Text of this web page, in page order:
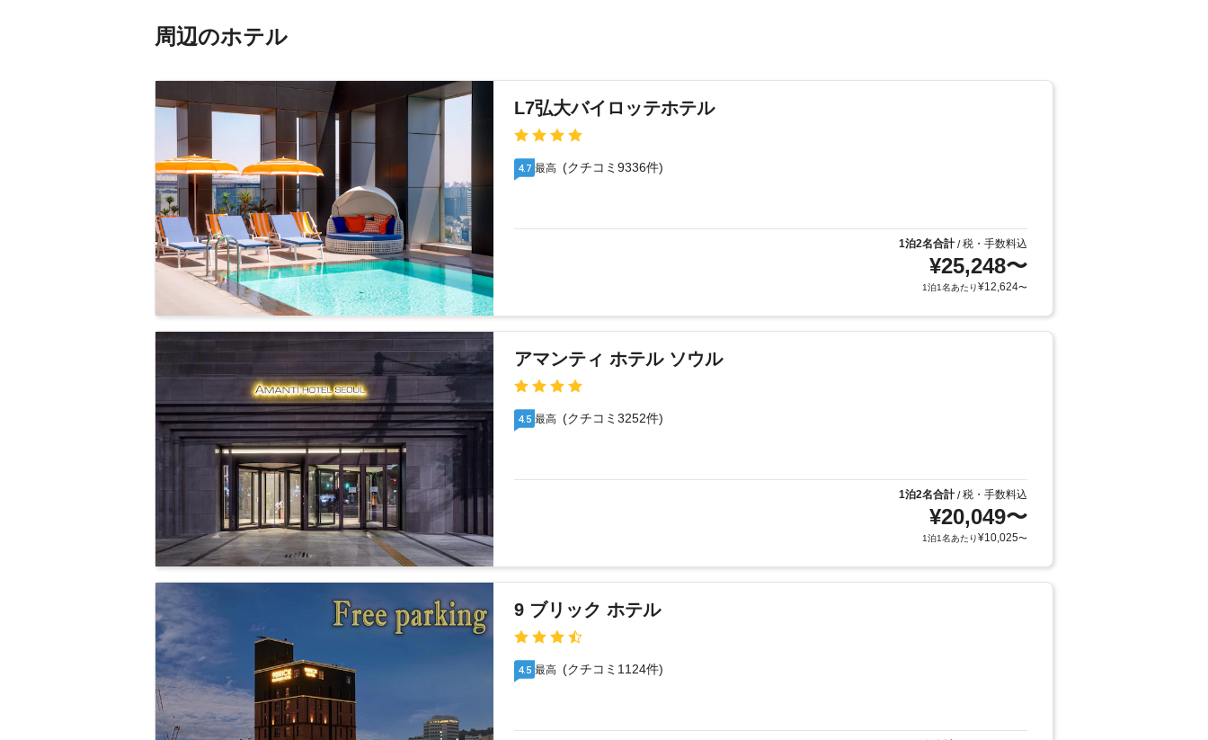
周辺のホテル
L7弘大バイロッテホテル
4.7 最高 (クチコミ9336件)
1泊2名合計/税・手数料込
¥25,248〜
1泊1名あたり¥12,624〜
アマンティ ホテル ソウル
4.5 最高 (クチコミ3252件)
1泊2名合計/税・手数料込
¥20,049〜
1泊1名あたり¥10,025〜
9 ブリック ホテル
4.5 最高 (クチコミ1124件)